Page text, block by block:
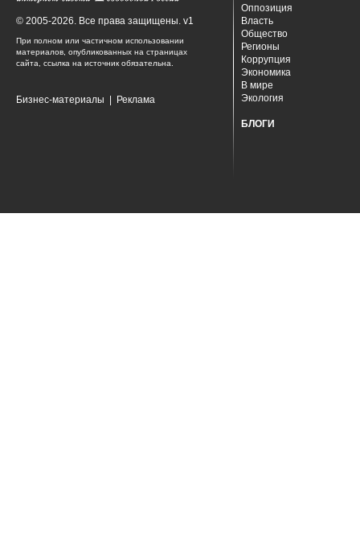
© 2005-2026. Все права защищены. v1
При полном или частичном использовании
материалов, опубликованных на страницах
сайта, ссылка на источник обязательна.
Бизнес-материалы Реклама
Оппозиция
Власть
Общество
Регионы
Коррупция
Экономика
В мире
Экология
БЛОГИ